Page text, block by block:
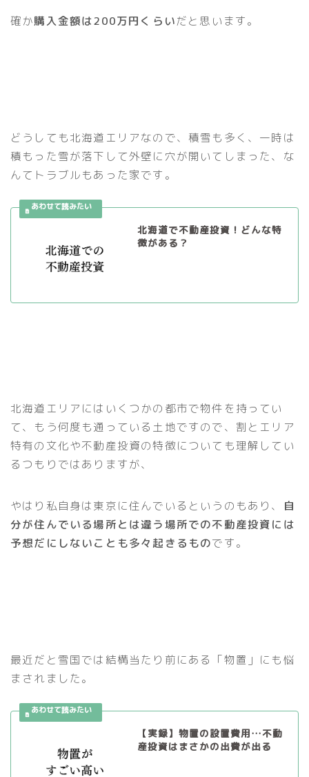
確か購入金額は200万円くらいだと思います。
どうしても北海道エリアなので、積雪も多く、一時は
積もった雪が落下して外壁に穴が開いてしまった、な
んてトラブルもあった家です。
北海道で不動産投資！どんな特
徴がある？
北海道エリアにはいくつかの都市で物件を持ってい
て、もう何度も通っている土地ですので、割とエリア
特有の文化や不動産投資の特徴についても理解してい
るつもりではありますが、
やはり私自身は東京に住んでいるというのもあり、
自
分が住んでいる場所とは違う場所での不動産投資には
予想だにしないことも多々起きるものです。
最近だと雪国では結構当たり前にある「物置」にも悩
まされました。
【実録】物置の設置費用…不動
産投資はまさかの出費が出る